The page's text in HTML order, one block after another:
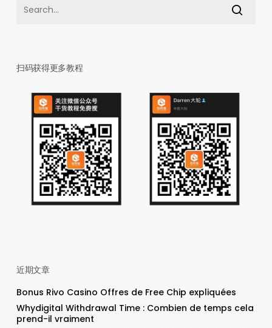
扫码获得更多教程
近期文章
Bonus Rivo Casino Offres de Free Chip expliquées
Whydigital Withdrawal Time : Combien de temps cela
prend-il vraiment